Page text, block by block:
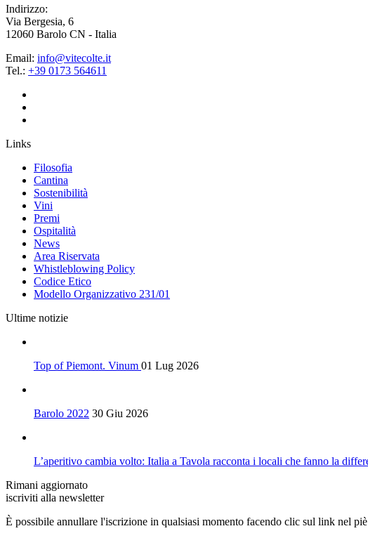
Indirizzo:
Via Bergesia, 6
12060 Barolo CN - Italia
Email: info@vitecolte.it
Tel.: +39 0173 564611
Links
Filosofia
Cantina
Sostenibilità
Vini
Premi
Ospitalità
News
Area Riservata
Whistleblowing Policy
Codice Etico
Modello Organizzativo 231/01
Ultime notizie
Top of Piemont. Vinum 01 Lug 2026
Barolo 2022 30 Giu 2026
L’aperitivo cambia volto: Italia a Tavola racconta i locali che fanno la
Rimani aggiornato
iscriviti alla newsletter
È possibile annullare l'iscrizione in qualsiasi momento facendo clic sul link nel